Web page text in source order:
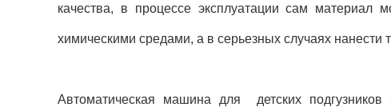
качества, в процессе эксплуатации сам материал
химическими средами, а в серьезных случаях нанести
Автоматическая машина для детских